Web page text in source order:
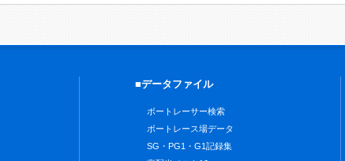
■データファイル
ボートレーサー検索
ボートレース場データ
SG・PG1・G1記録集